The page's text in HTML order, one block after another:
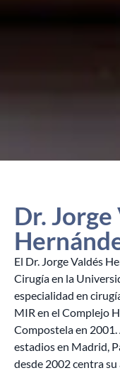
Dr. Jorge
El Dr. Jorge Valdés
Cirugía en la
especialidad en
MIR en el Complejo
Compostela en
estadios en Madrid,
desde 2002 centra